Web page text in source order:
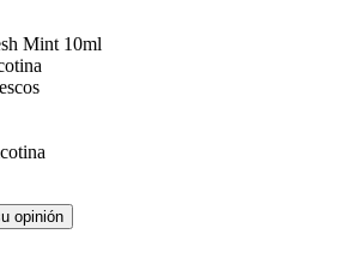
Mint 10ml
opinión